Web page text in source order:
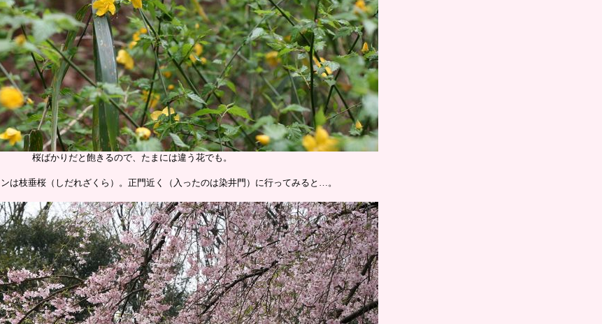
桜ばかりだと飽きるので、たまには違う花でも。
は枝垂桜（しだれざくら）。正門近く（入ったのは染井門）に行ってみると…。